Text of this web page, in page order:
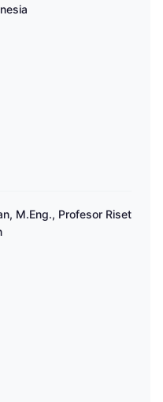
M.Eng., Profesor Riset